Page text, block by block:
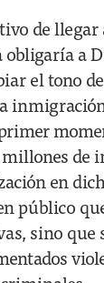
de llegar
obligaría a
el tono
millones de
en
público
sino que